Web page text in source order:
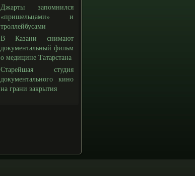
Джарты запомнился
«пришельцами» и
троллейбусами
В Казани снимают
документальный фильм
о медицине Татарстана
Старейшая студия
документального кино
на грани закрытия